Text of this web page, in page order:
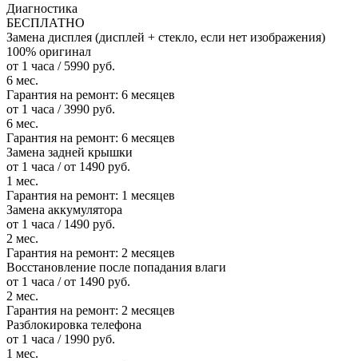
Диагностика
БЕСПЛАТНО
Замена дисплея (дисплей + стекло, если нет изображения)
100% оригинал
от 1 часа / 5990 руб.
6 мес.
Гарантия на ремонт: 6 месяцев
от 1 часа / 3990 руб.
6 мес.
Гарантия на ремонт: 6 месяцев
Замена задней крышки
от 1 часа / от 1490 руб.
1 мес.
Гарантия на ремонт: 1 месяцев
Замена аккумулятора
от 1 часа / 1490 руб.
2 мес.
Гарантия на ремонт: 2 месяцев
Восстановление после попадания влаги
от 1 часа / от 1490 руб.
2 мес.
Гарантия на ремонт: 2 месяцев
Разблокировка телефона
от 1 часа / 1990 руб.
1 мес.